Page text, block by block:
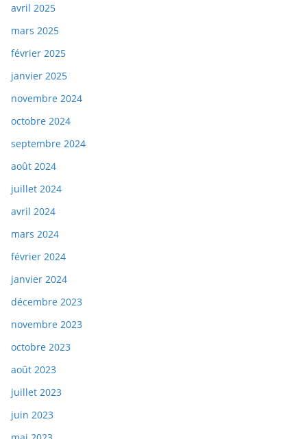
avril 2025
mars 2025
février 2025
janvier 2025
novembre 2024
octobre 2024
septembre 2024
août 2024
juillet 2024
avril 2024
mars 2024
février 2024
janvier 2024
décembre 2023
novembre 2023
octobre 2023
août 2023
juillet 2023
juin 2023